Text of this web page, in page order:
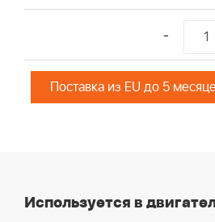
-
Поставка из EU до 5
Используется в